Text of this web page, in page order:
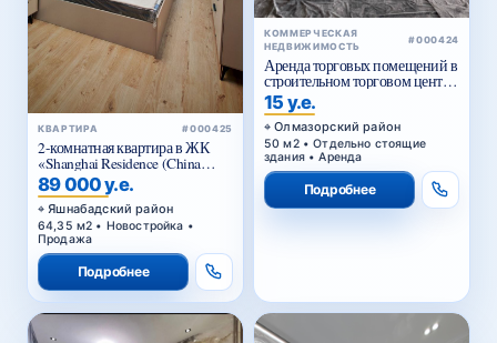
КВАРТИРА #000425
2-комнатная квартира в ЖК
«Shanghai Residence (China
House)»
89 000 у.е.
Яшнабадский район
64,35 м2 • Новостройка •
Продажа
Подробнее
КОММЕРЧЕСКАЯ
НЕДВИЖИМОСТЬ
#000424
Аренда торговых помещений в
строительном торговом центре
у Жомий базара в Ташкенте
15 у.е.
Олмазорский район
50 м2 • Отдельно стоящие
здания • Аренда
Подробнее